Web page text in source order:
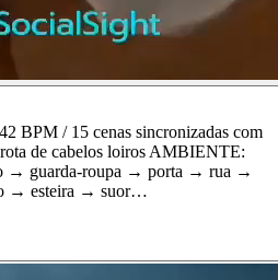
BPM / 15 cenas sincronizadas com
de cabelos loiros AMBIENTE:
→ guarda-roupa → porta → rua →
→ esteira → suor…